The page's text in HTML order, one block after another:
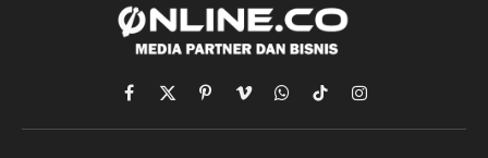
Facebook
X
(Twitter)
PinterestVimeoWhatsApp
TikTokInstagram